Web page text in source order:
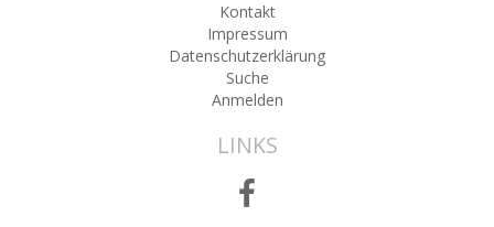
Kontakt
Impressum
Datenschutzerklärung
Suche
Anmelden
LINKS